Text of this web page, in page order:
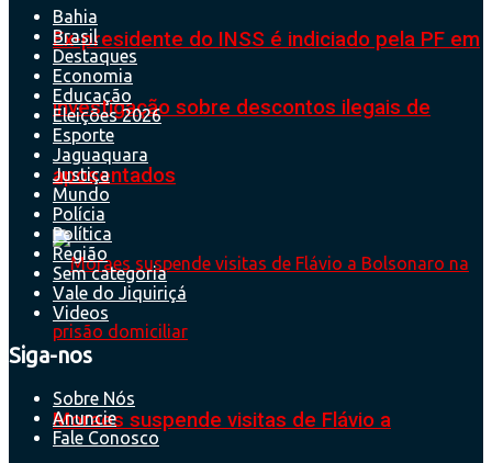
Ex-presidente do INSS é indiciado pela PF em
investigação sobre descontos ilegais de
aposentados
Moraes suspende visitas de Flávio a
Bahia
Brasil
Destaques
Economia
Educação
Eleições 2026
Esporte
Jaguaquara
Justiça
Mundo
Polícia
Política
Região
Sem categoria
Vale do Jiquiriçá
Videos
Siga-nos
Sobre Nós
Anuncie
Fale Conosco